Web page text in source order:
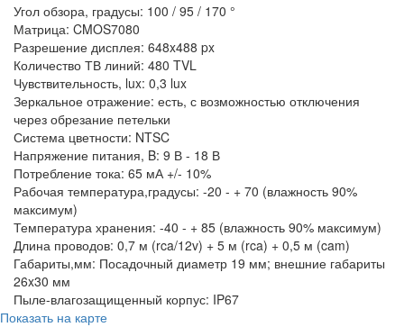
Угол обзора, градусы: 100 / 95 / 170 °
Матрица: CMOS7080
Разрешение дисплея: 648x488 px
Количество ТВ линий: 480 TVL
Чувствительность, lux: 0,3 lux
Зеркальное отражение: есть, с возможностью отключения
через обрезание петельки
Система цветности: NTSC
Напряжение питания, B: 9 В - 18 В
Потребление тока: 65 мА +/- 10%
Рабочая температура,градусы: -20 - + 70 (влажность 90%
максимум)
Температура хранения: -40 - + 85 (влажность 90% максимум)
Длина проводов: 0,7 м (rca/12v) + 5 м (rca) + 0,5 м (cam)
Габариты,мм: Посадочный диаметр 19 мм; внешние габариты
26x30 мм
Пыле-влагозащищенный корпус: IP67
Показать на карте